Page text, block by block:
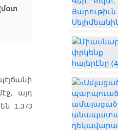
այդ
1.373